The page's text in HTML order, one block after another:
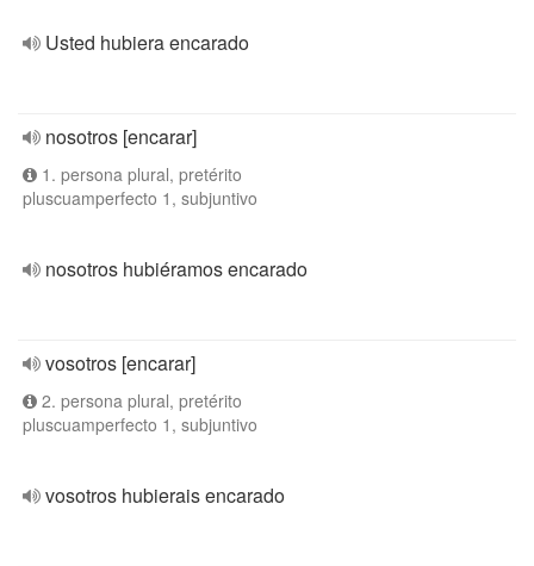
Usted hubiera encarado
nosotros [encarar]
1. persona plural, pretérito
pluscuamperfecto 1, subjuntivo
nosotros hubiéramos encarado
vosotros [encarar]
2. persona plural, pretérito
pluscuamperfecto 1, subjuntivo
vosotros hubierais encarado